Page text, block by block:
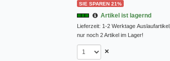
SIE SPAREN 21%
Artikel ist lagernd
Lieferzeit: 1-2 Werktage Auslaufartikel,
nur noch 2 Artikel im Lager!
×